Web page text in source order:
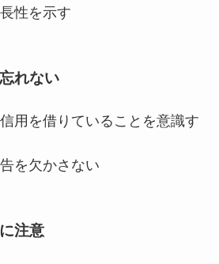
性を示す
れない
用を借りていることを意識す
を欠かさない
注意